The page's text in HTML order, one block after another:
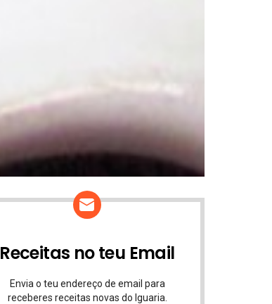
Receitas no teu Email
Envia o teu endereço de email para
receberes receitas novas do Iguaria.